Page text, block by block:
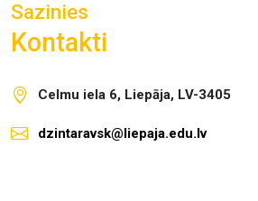
Sazinies
Kontakti
Celmu iela 6, Liepāja, LV-3405
dzintaravsk@liepaja.edu.lv